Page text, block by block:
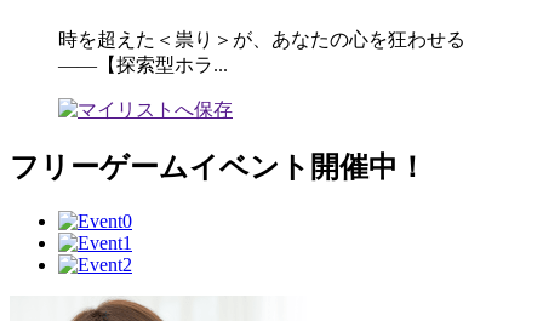
時を超えた＜祟り＞が、あなたの心を狂わせる
――【探索型ホラ...
フリーゲームイベント開催中！